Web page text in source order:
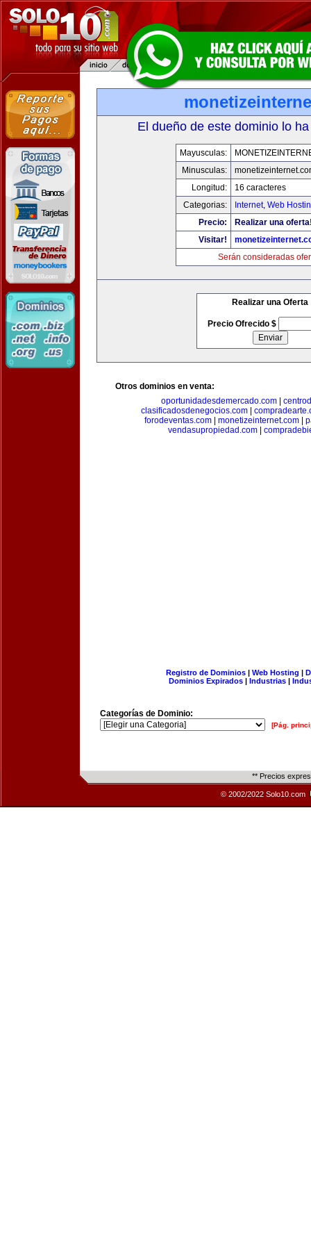
El dueño de este dominio lo
Mayusculas:
Minusculas:
Longitud:
16 caracteres
Categorias:
Internet, Web
Precio:
Realizar una
Visitar!
Serán consideradas
Realizar una Oferta
Precio Ofrecido $
Otros dominios en venta:
oportunidadesdemercado.com
clasificadosdenegocios.com|
forodeventas.com| monetizeinternet.com|
vendasupropiedad.com|
Registro de Dominios| Web Hosting |
Dominios Expirados | Industrias |
Categorías de Dominio:
[Pág.
** Precios
© 2002/2022 Solo10.com